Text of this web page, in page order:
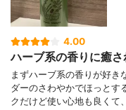
4.00
ハーブ系の香りに癒
まずハーブ系の香りが好き
ダーのさわやかでほっとす
クだけど使い心地も良くて